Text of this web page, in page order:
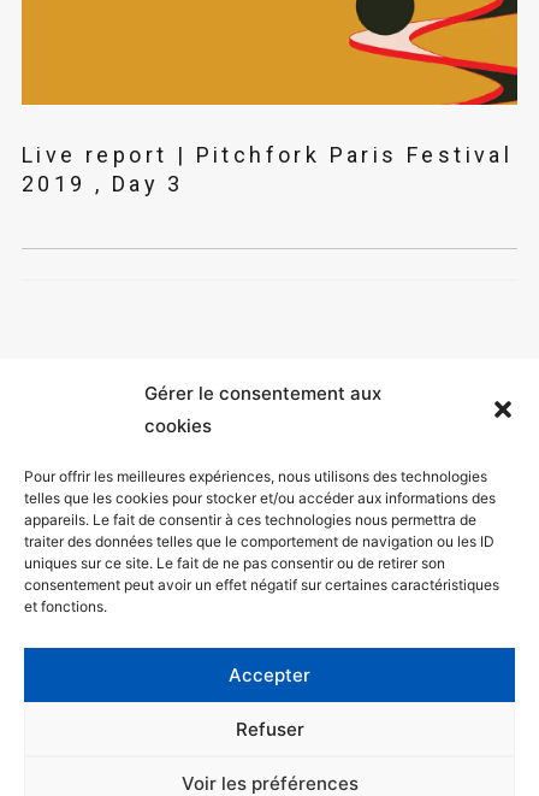
Gérer le consentement aux
cookies
Pour offrir les meilleures expériences, nous utilisons des technologies
telles que les cookies pour stocker et/ou accéder aux informations des
appareils. Le fait de consentir à ces technologies nous permettra de
traiter des données telles que le comportement de navigation ou les ID
uniques sur ce site. Le fait de ne pas consentir ou de retirer son
consentement peut avoir un effet négatif sur certaines caractéristiques
et fonctions.
Accepter
Refuser
Voir les préférences
Live report | Pitchfork Paris Festival
2019 , Day 3
Mentions légales
Politique de confidentialité